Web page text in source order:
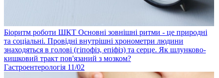
Біоритм роботи ШКТ Основні зовнішні ритми - це природні
та соціальні. Провідні внутрішні хронометри людини
знаходяться в голові (гіпофіз, епіфіз) та серце. Як шлунково-
кишковий тракт пов'язаний з мозком?
Гастроентерологія 11/02